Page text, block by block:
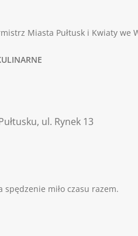
Miasta Pułtusk i Kwiaty we
ul. Rynek 13
spędzenie miło czasu razem.